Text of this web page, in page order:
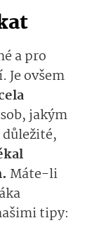
a pro
ovšem
jakým
Máte-li
tipy: